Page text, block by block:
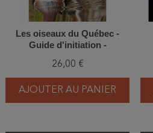
Les oiseaux du Québec -
Guide d'initiation -
26,00 €
AJOUTER AU PANIER